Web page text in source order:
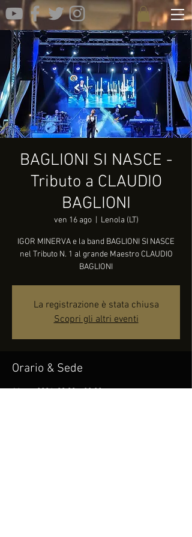
BAGLIONI SI NASCE -
Tributo a CLAUDIO
BAGLIONI
ven 16 ago
  |
Lenola (LT)
IGOR MINERVA e la band BAGLIONI SI NASCE
nel Tributo N. 1 al grande Maestro CLAUDIO
BAGLIONI
La registrazione è stata chiusa
Scopri gli altri eventi
Orario & Sede
16 ago 2024, 20:00 – 23:30